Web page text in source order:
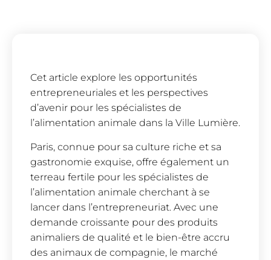
Cet article explore les opportunités
entrepreneuriales et les perspectives
d’avenir pour les spécialistes de
l’alimentation animale dans la Ville Lumière.
Paris, connue pour sa culture riche et sa
gastronomie exquise, offre également un
terreau fertile pour les spécialistes de
l’alimentation animale cherchant à se
lancer dans l’entrepreneuriat. Avec une
demande croissante pour des produits
animaliers de qualité et le bien-être accru
des animaux de compagnie, le marché